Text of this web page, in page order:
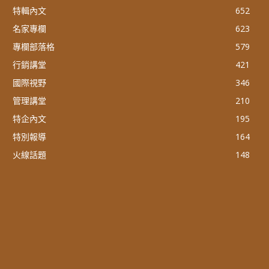
特輯內文
652
名家專欄
623
專欄部落格
579
行銷講堂
421
國際視野
346
管理講堂
210
特企內文
195
特別報導
164
火線話題
148